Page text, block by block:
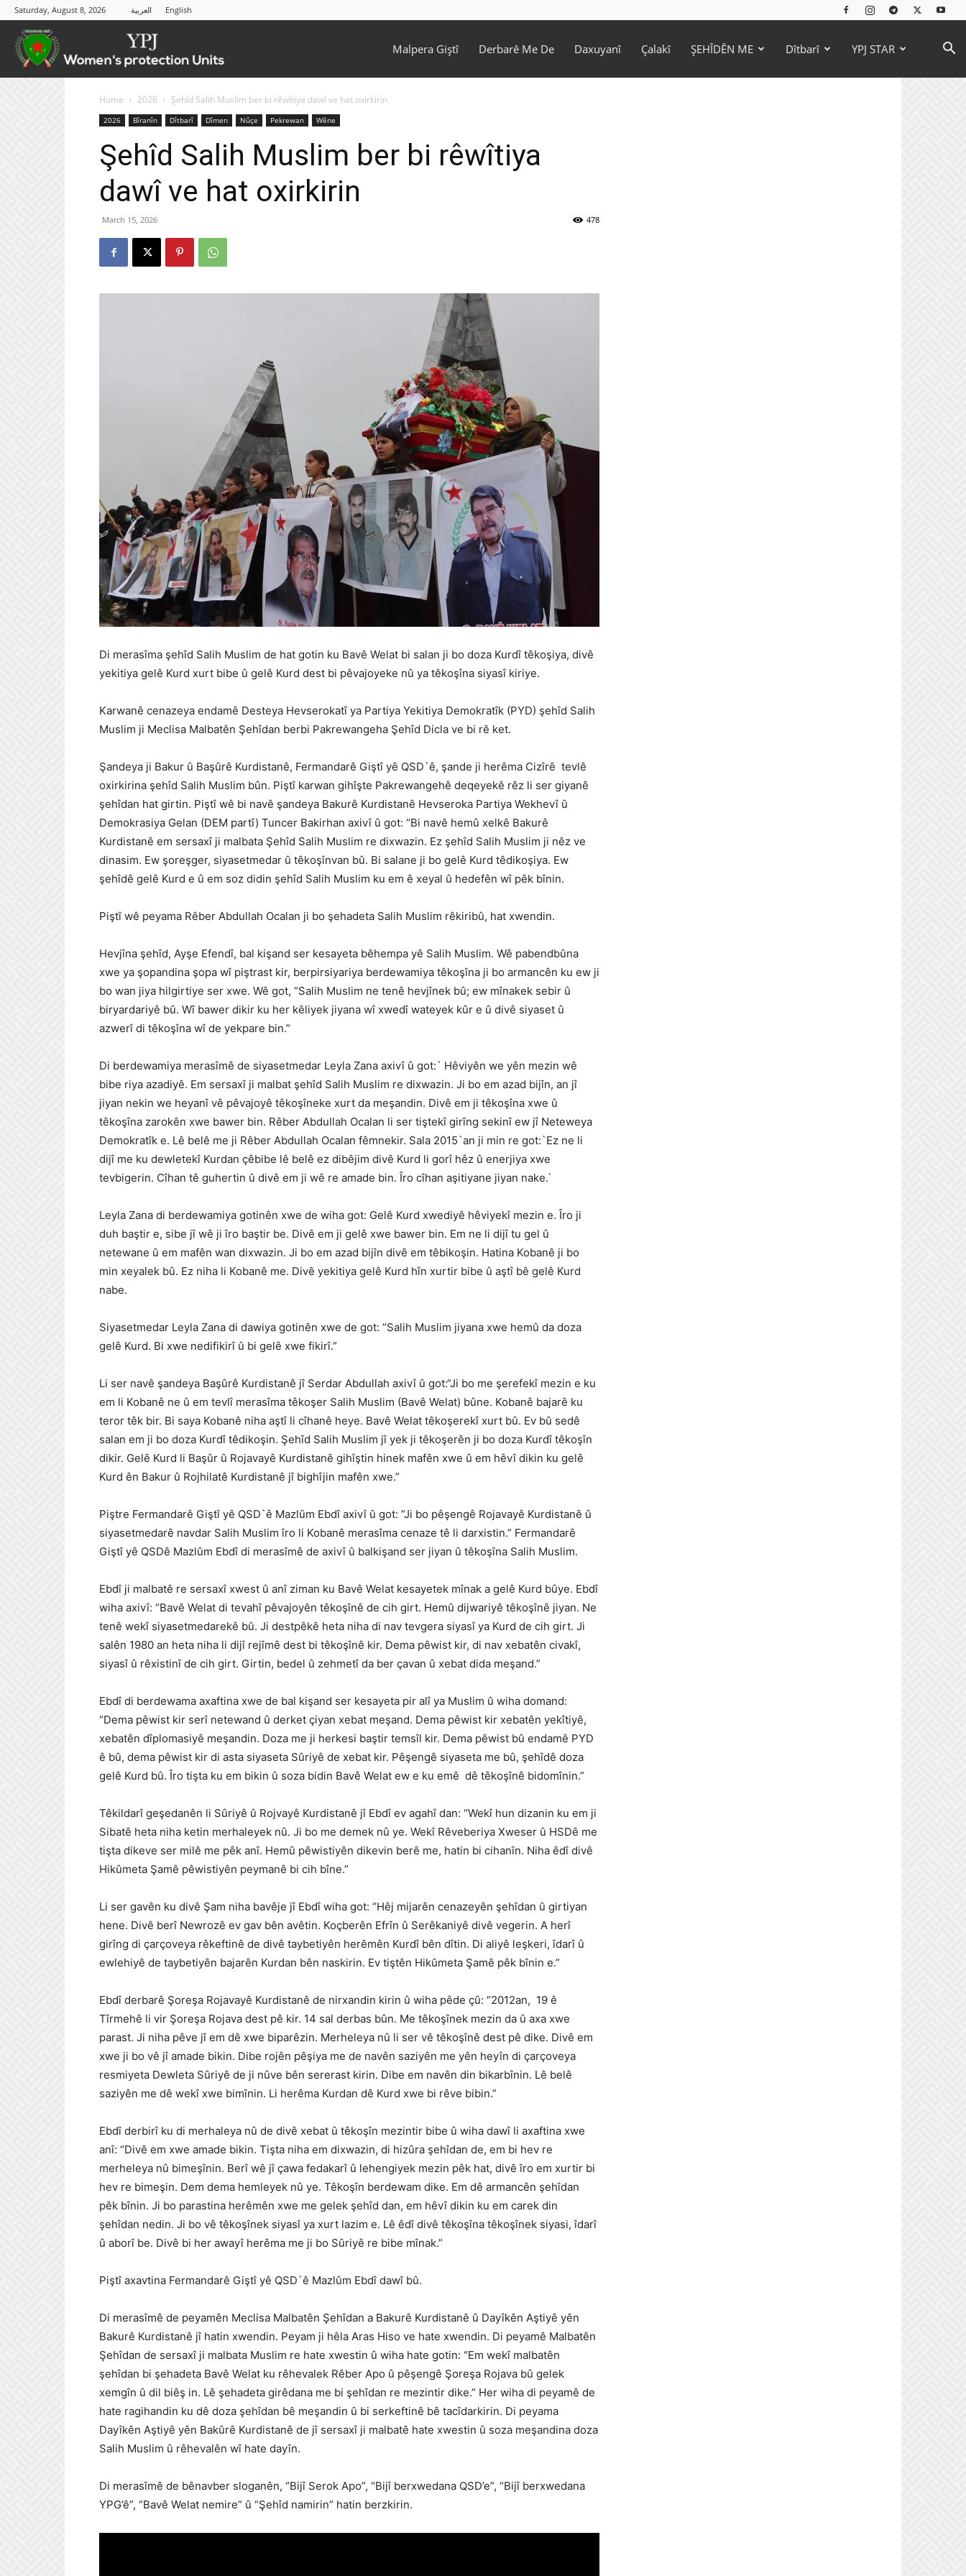
Saturday, August 8, 2026 العربية English
Malpera Giştî Derbarê Me De Daxuyanî Çalakî ŞEHÎDÊN ME Dîtbarî YPJ STAR
Home 2026 Şehîd Salih Muslim ber bi rêwîtiya dawî ve hat oxirkirin
2026 Bîranîn Dîtbarî Dîmen Nûçe Pekrewan Wêne
Şehîd Salih Muslim ber bi rêwîtiya
dawî ve hat oxirkirin
March 15, 2026 478
Di merasîma şehîd Salih Muslim de hat gotin ku Bavê Welat bi salan ji bo doza Kurdî têkoşiya, divê
yekitiya gelê Kurd xurt bibe û gelê Kurd dest bi pêvajoyeke nû ya têkoşîna siyasî kiriye.
Karwanê cenazeya endamê Desteya Hevserokatî ya Partiya Yekitiya Demokratîk (PYD) şehîd Salih
Muslim ji Meclisa Malbatên Şehîdan berbi Pakrewangeha Şehîd Dicla ve bi rê ket.
Şandeya ji Bakur û Başûrê Kurdistanê, Fermandarê Giştî yê QSD`ê, şande ji herêma Cizîrê tevlê
oxirkirina şehîd Salih Muslim bûn. Piştî karwan gihîşte Pakrewangehê deqeyekê rêz li ser giyanê
şehîdan hat girtin. Piştî wê bi navê şandeya Bakurê Kurdistanê Hevseroka Partiya Wekhevî û
Demokrasiya Gelan (DEM partî) Tuncer Bakirhan axivî û got: “Bi navê hemû xelkê Bakurê
Kurdistanê em sersaxî ji malbata Şehîd Salih Muslim re dixwazin. Ez şehîd Salih Muslim ji nêz ve
dinasim. Ew şoreşger, siyasetmedar û têkoşînvan bû. Bi salane ji bo gelê Kurd têdikoşiya. Ew
şehîdê gelê Kurd e û em soz didin şehîd Salih Muslim ku em ê xeyal û hedefên wî pêk bînin.
Piştî wê peyama Rêber Abdullah Ocalan ji bo şehadeta Salih Muslim rêkiribû, hat xwendin.
Hevjîna şehîd, Ayşe Efendî, bal kişand ser kesayeta bêhempa yê Salih Muslim. Wê pabendbûna
xwe ya şopandina şopa wî piştrast kir, berpirsiyariya berdewamiya têkoşîna ji bo armancên ku ew ji
bo wan jiya hilgirtiye ser xwe. Wê got, “Salih Muslim ne tenê hevjînek bû; ew mînakek sebir û
biryardariyê bû. Wî bawer dikir ku her kêliyek jiyana wî xwedî wateyek kûr e û divê siyaset û
azwerî di têkoşîna wî de yekpare bin.”
Di berdewamiya merasîmê de siyasetmedar Leyla Zana axivî û got:` Hêviyên we yên mezin wê
bibe riya azadiyê. Em sersaxî ji malbat şehîd Salih Muslim re dixwazin. Ji bo em azad bijîn, an jî
jiyan nekin we heyanî vê pêvajoyê têkoşîneke xurt da meşandin. Divê em ji têkoşîna xwe û
têkoşîna zarokên xwe bawer bin. Rêber Abdullah Ocalan li ser tiştekî girîng sekinî ew jî Neteweya
Demokratîk e. Lê belê me ji Rêber Abdullah Ocalan fêmnekir. Sala 2015`an ji min re got:`Ez ne li
dijî me ku dewletekî Kurdan çêbibe lê belê ez dibêjim divê Kurd li gorî hêz û enerjiya xwe
tevbigerin. Cîhan tê guhertin û divê em ji wê re amade bin. Îro cîhan aşitiyane jiyan nake.`
Leyla Zana di berdewamiya gotinên xwe de wiha got: Gelê Kurd xwediyê hêviyekî mezin e. Îro ji
duh baştir e, sibe jî wê ji îro baştir be. Divê em ji gelê xwe bawer bin. Em ne li dijî tu gel û
netewane û em mafên wan dixwazin. Ji bo em azad bijîn divê em têbikoşin. Hatina Kobanê ji bo
min xeyalek bû. Ez niha li Kobanê me. Divê yekitiya gelê Kurd hîn xurtir bibe û aştî bê gelê Kurd
nabe.
Siyasetmedar Leyla Zana di dawiya gotinên xwe de got: “Salih Muslim jiyana xwe hemû da doza
gelê Kurd. Bi xwe nedifikirî û bi gelê xwe fikirî.”
Li ser navê şandeya Başûrê Kurdistanê jî Serdar Abdullah axivî û got:“Ji bo me şerefekî mezin e ku
em li Kobanê ne û em tevlî merasîma têkoşer Salih Muslim (Bavê Welat) bûne. Kobanê bajarê ku
teror têk bir. Bi saya Kobanê niha aştî li cîhanê heye. Bavê Welat têkoşerekî xurt bû. Ev bû sedê
salan em ji bo doza Kurdî têdikoşin. Şehîd Salih Muslim jî yek ji têkoşerên ji bo doza Kurdî têkoşîn
dikir. Gelê Kurd li Başûr û Rojavayê Kurdistanê gihîştin hinek mafên xwe û em hêvî dikin ku gelê
Kurd ên Bakur û Rojhilatê Kurdistanê jî bighîjin mafên xwe.”
Piştre Fermandarê Giştî yê QSD`ê Mazlûm Ebdî axivî û got: ”Ji bo pêşengê Rojavayê Kurdistanê û
siyasetmedarê navdar Salih Muslim îro li Kobanê merasîma cenaze tê li darxistin.” Fermandarê
Giştî yê QSDê Mazlûm Ebdî di merasîmê de axivî û balkişand ser jiyan û têkoşîna Salih Muslim.
Ebdî ji malbatê re sersaxî xwest û anî ziman ku Bavê Welat kesayetek mînak a gelê Kurd bûye. Ebdî
wiha axivî: “Bavê Welat di tevahî pêvajoyên têkoşînê de cih girt. Hemû dijwariyê têkoşînê jiyan. Ne
tenê wekî siyasetmedarekê bû. Ji destpêkê heta niha di nav tevgera siyasî ya Kurd de cih girt. Ji
salên 1980 an heta niha li dijî rejîmê dest bi têkoşînê kir. Dema pêwist kir, di nav xebatên civakî,
siyasî û rêxistinî de cih girt. Girtin, bedel û zehmetî da ber çavan û xebat dida meşand.”
Ebdî di berdewama axaftina xwe de bal kişand ser kesayeta pir alî ya Muslim û wiha domand:
“Dema pêwist kir serî netewand û derket çiyan xebat meşand. Dema pêwist kir xebatên yekîtiyê,
xebatên dîplomasiyê meşandin. Doza me ji herkesi baştir temsîl kir. Dema pêwist bû endamê PYD
ê bû, dema pêwist kir di asta siyaseta Sûriyê de xebat kir. Pêşengê siyaseta me bû, şehîdê doza
gelê Kurd bû. Îro tişta ku em bikin û soza bidin Bavê Welat ew e ku emê dê têkoşînê bidomînin.”
Têkildarî geşedanên li Sûriyê û Rojvayê Kurdistanê jî Ebdî ev agahî dan: “Wekî hun dizanin ku em ji
Sibatê heta niha ketin merhaleyek nû. Ji bo me demek nû ye. Wekî Rêveberiya Xweser û HSDê me
tişta dikeve ser milê me pêk anî. Hemû pêwistiyên dikevin berê me, hatin bi cihanîn. Niha êdî divê
Hikûmeta Şamê pêwistiyên peymanê bi cih bîne.”
Li ser gavên ku divê Şam niha bavêje jî Ebdî wiha got: “Hêj mijarên cenazeyên şehîdan û girtiyan
hene. Divê berî Newrozê ev gav bên avêtin. Koçberên Efrîn û Serêkaniyê divê vegerin. A herî
girîng di çarçoveya rêkeftinê de divê taybetiyên herêmên Kurdî bên dîtin. Di aliyê leşkeri, îdarî û
ewlehiyê de taybetiyên bajarên Kurdan bên naskirin. Ev tiştên Hikûmeta Şamê pêk bînin e.”
Ebdî derbarê Şoreşa Rojavayê Kurdistanê de nirxandin kirin û wiha pêde çû: “2012an, 19 ê
Tîrmehê li vir Şoreşa Rojava dest pê kir. 14 sal derbas bûn. Me têkoşînek mezin da û axa xwe
parast. Ji niha pêve jî em dê xwe biparêzin. Merheleya nû li ser vê têkoşînê dest pê dike. Divê em
xwe ji bo vê jî amade bikin. Dibe rojên pêşiya me de navên saziyên me yên heyîn di çarçoveya
resmiyeta Dewleta Sûriyê de ji nûve bên sererast kirin. Dibe em navên din bikarbînin. Lê belê
saziyên me dê wekî xwe bimînin. Li herêma Kurdan dê Kurd xwe bi rêve bibin.”
Ebdî derbirî ku di merhaleya nû de divê xebat û têkoşîn mezintir bibe û wiha dawî li axaftina xwe
anî: “Divê em xwe amade bikin. Tişta niha em dixwazin, di hizûra şehîdan de, em bi hev re
merheleya nû bimeşînin. Berî wê jî çawa fedakarî û lehengiyek mezin pêk hat, divê îro em xurtir bi
hev re bimeşin. Dem dema hemleyek nû ye. Têkoşîn berdewam dike. Em dê armancên şehîdan
pêk bînin. Ji bo parastina herêmên xwe me gelek şehîd dan, em hêvî dikin ku em carek din
şehîdan nedin. Ji bo vê têkoşînek siyasî ya xurt lazim e. Lê êdî divê têkoşîna têkoşînek siyasi, îdarî
û aborî be. Divê bi her awayî herêma me ji bo Sûriyê re bibe mînak.”
Piştî axavtina Fermandarê Giştî yê QSD`ê Mazlûm Ebdî dawî bû.
Di merasîmê de peyamên Meclisa Malbatên Şehîdan a Bakurê Kurdistanê û Dayîkên Aştiyê yên
Bakurê Kurdistanê jî hatin xwendin. Peyam ji hêla Aras Hiso ve hate xwendin. Di peyamê Malbatên
Şehîdan de sersaxî ji malbata Muslim re hate xwestin û wiha hate gotin: “Em wekî malbatên
şehîdan bi şehadeta Bavê Welat ku rêhevalek Rêber Apo û pêşengê Şoreşa Rojava bû gelek
xemgîn û dil biêş in. Lê şehadeta girêdana me bi şehîdan re mezintir dike.” Her wiha di peyamê de
hate ragihandin ku dê doza şehîdan bê meşandin û bi serkeftinê bê tacîdarkirin. Di peyama
Dayîkên Aştiyê yên Bakûrê Kurdistanê de jî sersaxî ji malbatê hate xwestin û soza meşandina doza
Salih Muslim û rêhevalên wî hate dayîn.
Di merasîmê de bênavber sloganên, “Bijî Serok Apo”, “Bijî berxwedana QSD’e”, “Bijî berxwedana
YPG’ê”, “Bavê Welat nemire” û “Şehîd namirin” hatin berzkirin.